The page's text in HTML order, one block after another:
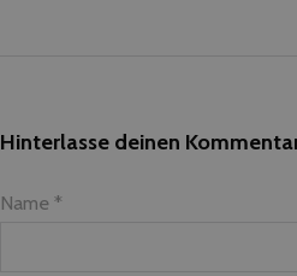
Hinterlasse deinen
Name *